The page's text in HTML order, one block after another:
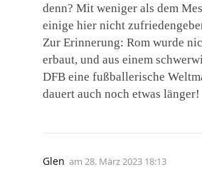
denn? Mit weniger als dem
einige hier nicht
Zur Erinnerung: Rom wurde
erbaut, und aus einem
DFB eine fußballerische
dauert auch noch etwas länger!
Glen am 28. März 2023 18:13